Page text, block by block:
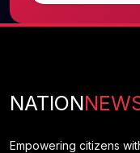
NATION
Empowering citizens